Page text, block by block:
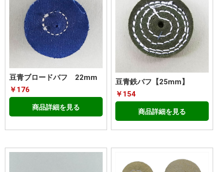
豆青ブロードバフ 22mm
￥176
商品詳細を見る
豆青鉄バフ【25mm】
￥154
商品詳細を見る